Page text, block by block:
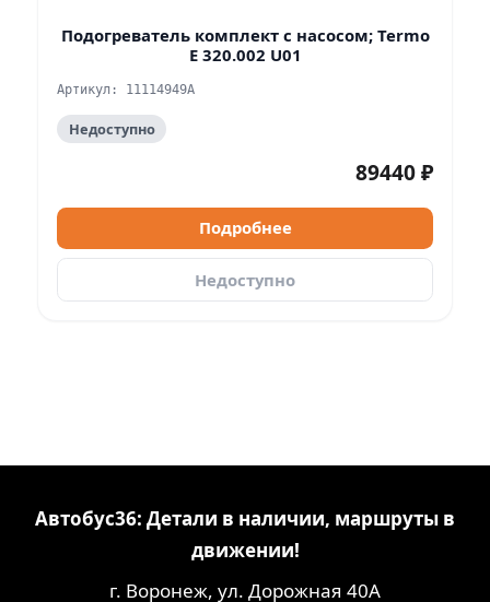
Подогреватель комплект с насосом; Termo
E 320.002 U01
Артикул: 11114949A
Недоступно
89440 ₽
Подробнее
Недоступно
Автобус36: Детали в наличии, маршруты в
движении!
г. Воронеж, ул. Дорожная 40А